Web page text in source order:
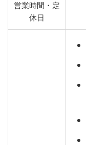
営業時間・定
休日